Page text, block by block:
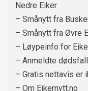
Nedre Eiker
– Smånytt fra
– Smånytt fra Øvre
– Løypeinfo for
– Anmeldte
– Gratis nettavis er
– Om Eikernytt.no